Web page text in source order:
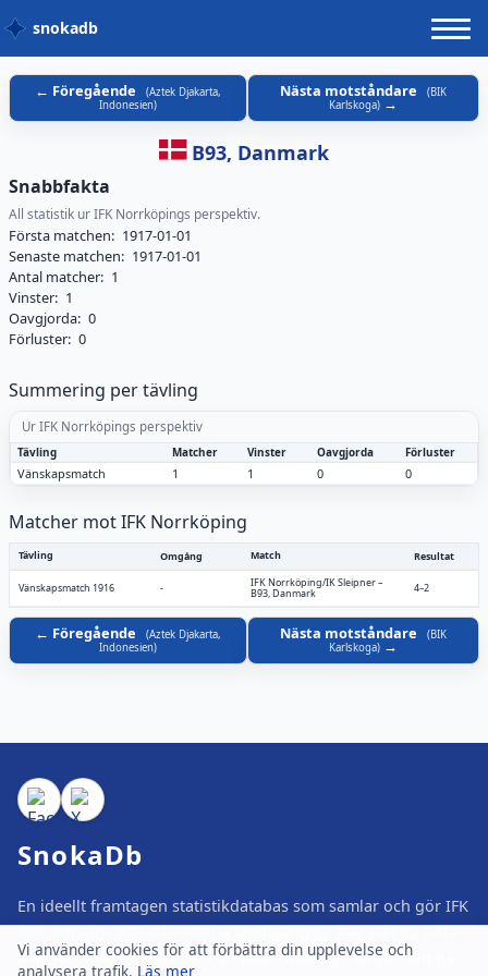
Vi använder cookies för att förbättra din upplevelse och
analysera trafik. Läs mer
snokadb
Föregående (Aztek Djakarta,
Indonesien)
Nästa motståndare (BIK
Karlskoga)
B93, Danmark
Snabbfakta
All statistik ur IFK Norrköpings perspektiv.
Första matchen: 1917-01-01
Senaste matchen: 1917-01-01
Antal matcher: 1
Vinster: 1
Oavgjorda: 0
Förluster: 0
Summering per tävling
Ur IFK Norrköpings perspektiv
Tävling Matcher Vinster Oavgjorda Förluster
Vänskapsmatch 1 1 0 0
Matcher mot IFK Norrköping
Tävling Omgång Match Resultat
Vänskapsmatch 1916 - IFK Norrköping/IK Sleipner–
B93, Danmark 4–2
Föregående (Aztek Djakarta,
Indonesien)
Nästa motståndare (BIK
Karlskoga)
SnokaDb
En ideellt framtagen statistikdatabas som samlar och gör IFK
Norrköpings fotbollshistoria lättillgänglig. Här kan du hitta
matcher, spelare, tabeller och historiska ögonblick – allt på